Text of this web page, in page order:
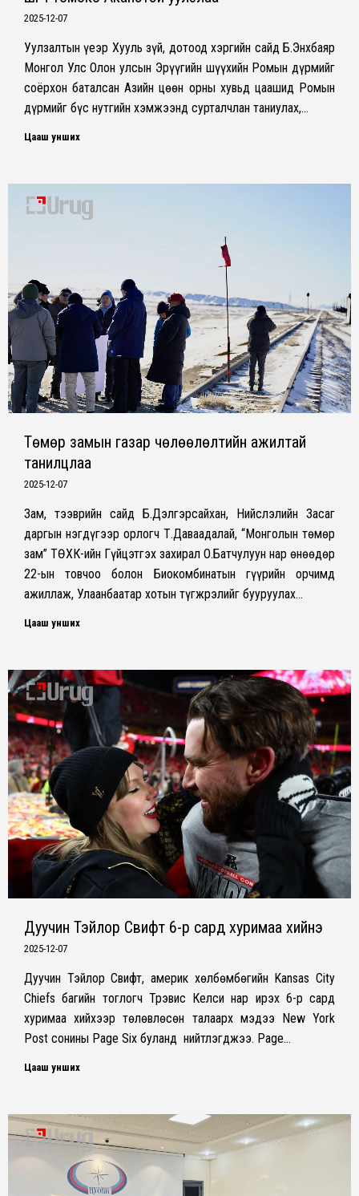
2025-12-07
Уулзалтын үеэр Хууль зүй, дотоод хэргийн сайд Б.Энхбаяр
Монгол Улс Олон улсын Эрүүгийн шүүхийн Ромын дүрмийг
соёрхон баталсан Азийн цөөн орны хувьд цаашид Ромын
дүрмийг бүс нутгийн хэмжээнд сурталчлан таниулах,…
Цааш унших
Төмөр замын газар чөлөөлөлтийн ажилтай
танилцлаа
2025-12-07
Зам, тээврийн сайд Б.Дэлгэрсайхан, Нийслэлийн Засаг
даргын нэгдүгээр орлогч Т.Даваадалай, “Монголын төмөр
зам” ТӨХК-ийн Гүйцэтгэх захирал О.Батчулуун нар өнөөдөр
22-ын товчоо болон Биокомбинатын гүүрийн орчимд
ажиллаж, Улаанбаатар хотын түгжрэлийг бууруулах…
Цааш унших
Дуучин Тэйлор Свифт 6-р сард хуримаа хийнэ
2025-12-07
Дуучин Тэйлор Свифт, америк хөлбөмбөгийн Kansas City
Chiefs багийн тоглогч Трэвис Келси нар ирэх 6-р сард
хуримаа хийхээр төлөвлөсөн талаарх мэдээ New York
Post сонины Page Six буланд нийтлэгджээ. Page…
Цааш унших